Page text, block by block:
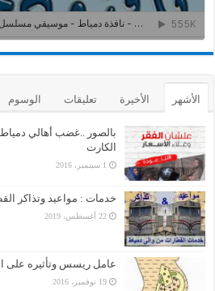
الأشهر الأخيرة تعليقات الوسوم
بالصور ..غضب أهالي
الكارت
1 سبتمبر، 2016
خدمات : مواعيد وتذاكر
22 أغسطس، 2019
عامل ريسس وتأثيره على
19 نوفمبر، 2016